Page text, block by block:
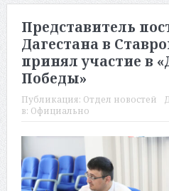
Представитель
Дагестана в
принял участие в
Победы»
Публикация: Отдел новостей
в: Официально